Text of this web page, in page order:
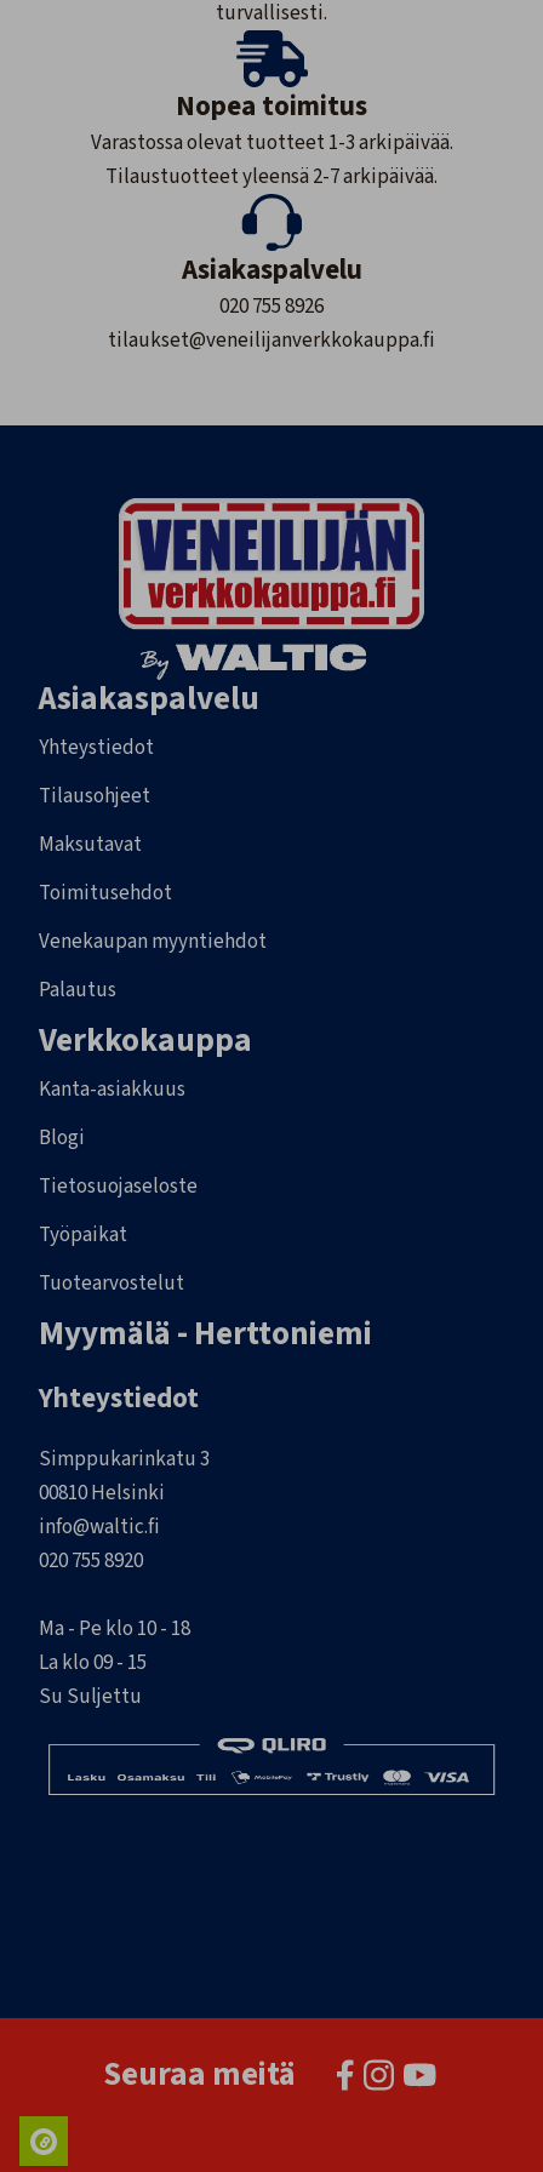
turvallisesti.
Nopea toimitus
Varastossa olevat tuotteet 1-3 arkipäivää.
Tilaustuotteet yleensä 2-7 arkipäivää.
Asiakaspalvelu
020 755 8926
tilaukset@veneilijanverkkokauppa.fi
Asiakaspalvelu
Yhteystiedot
Tilausohjeet
Maksutavat
Toimitusehdot
Venekaupan myyntiehdot
Palautus
Verkkokauppa
Kanta-asiakkuus
Blogi
Tietosuojaseloste
Työpaikat
Tuotearvostelut
Myymälä - Herttoniemi
Yhteystiedot
Simppukarinkatu 3
00810 Helsinki
info@waltic.fi
020 755 8920
Ma - Pe klo 10 - 18
La klo 09 - 15
Su Suljettu
Seuraa meitä